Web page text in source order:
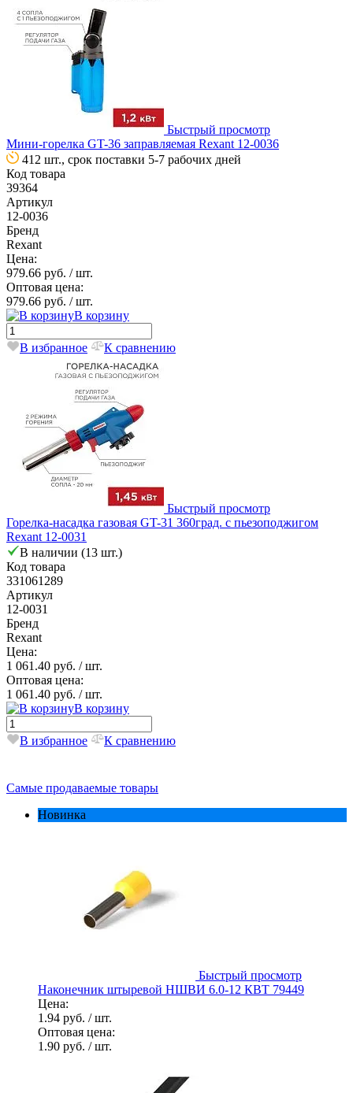
Быстрый просмотр
Мини-горелка GT-36 заправляемая Rexant 12-0036
412 шт., срок поставки 5-7 рабочих дней
Код товара
39364
Артикул
12-0036
Бренд
Rexant
Цена:
979.66 руб. / шт.
Оптовая цена:
979.66 руб. / шт.
В корзину
В избранное К сравнению
Быстрый просмотр
Горелка-насадка газовая GT-31 360град. с пьезоподжигом
Rexant 12-0031
В наличии (13 шт.)
Код товара
331061289
Артикул
12-0031
Бренд
Rexant
Цена:
1 061.40 руб. / шт.
Оптовая цена:
1 061.40 руб. / шт.
В корзину
В избранное К сравнению
Самые продаваемые товары
Новинка
Быстрый просмотр
Наконечник штыревой НШВИ 6.0-12 КВТ 79449
Цена:
1.94 руб. / шт.
Оптовая цена:
1.90 руб. / шт.